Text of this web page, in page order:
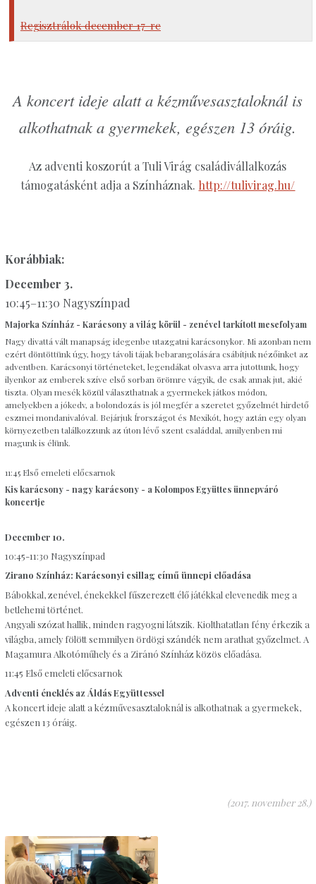
Regisztrálok december 17-re
A koncert ideje alatt a kézművesasztaloknál is
alkothatnak a gyermekek, egészen 13 óráig.
Az adventi koszorút a Tuli Virág családivállalkozás
támogatásként adja a Színháznak. http://tulivirag.hu/
Korábbiak:
December 3.
10:45–11:30 Nagyszínpad
Majorka Színház - Karácsony a világ körül - zenével tarkított mesefolyam
Nagy divattá vált manapság idegenbe utazgatni karácsonykor. Mi azonban nem
ezért döntöttünk úgy, hogy távoli tájak bebarangolására csábítjuk nézőinket az
adventben. Karácsonyi történeteket, legendákat olvasva arra jutottunk, hogy
ilyenkor az emberek szíve első sorban örömre vágyik, de csak annak jut, akié
tiszta. Olyan mesék közül választhatnak a gyermekek játkos módon,
amelyekben a jókedv, a bolondozás is jól megfér a szeretet győzelmét hirdető
eszmei mondanivalóval. Bejárjuk Írországot és Mexikót, hogy aztán egy olyan
környezetben találkozzunk az úton lévő szent családdal, amilyenben mi
magunk is élünk.
11:45 Első emeleti előcsarnok
Kis karácsony - nagy karácsony - a Kolompos Együttes ünnepváró
koncertje
December 10.
10:45-11:30 Nagyszínpad
Zirano Színház: Karácsonyi csillag című ünnepi előadása
Bábokkal, zenével, énekekkel fűszerezett élő játékkal elevenedik meg a
betlehemi történet.
Angyali szózat hallik, minden ragyogni látszik. Kiolthatatlan fény érkezik a
világba, amely fölött semmilyen ördögi szándék nem arathat győzelmet. A
Magamura Alkotóműhely és a Ziránó Színház közös előadása.
11:45 Első emeleti előcsarnok
Adventi éneklés az Áldás Együttessel
A koncert ideje alatt a kézművesasztaloknál is alkothatnak a gyermekek,
egészen 13 óráig.
(2017. november 28.)